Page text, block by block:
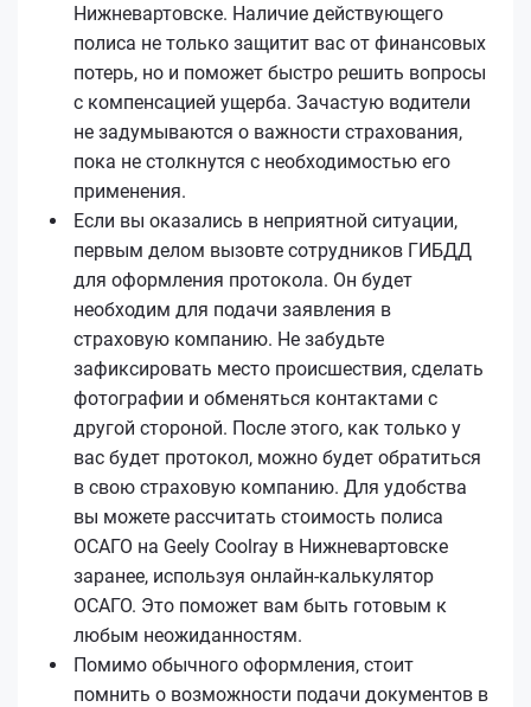
Нижневартовске. Наличие действующего
полиса не только защитит вас от финансовых
потерь, но и поможет быстро решить вопросы
с компенсацией ущерба. Зачастую водители
не задумываются о важности страхования,
пока не столкнутся с необходимостью его
применения.
Если вы оказались в неприятной ситуации,
первым делом вызовте сотрудников ГИБДД
для оформления протокола. Он будет
необходим для подачи заявления в
страховую компанию. Не забудьте
зафиксировать место происшествия, сделать
фотографии и обменяться контактами с
другой стороной. После этого, как только у
вас будет протокол, можно будет обратиться
в свою страховую компанию. Для удобства
вы можете рассчитать стоимость полиса
ОСАГО на Geely Coolray в Нижневартовске
заранее, используя онлайн-калькулятор
ОСАГО. Это поможет вам быть готовым к
любым неожиданностям.
Помимо обычного оформления, стоит
помнить о возможности подачи документов в